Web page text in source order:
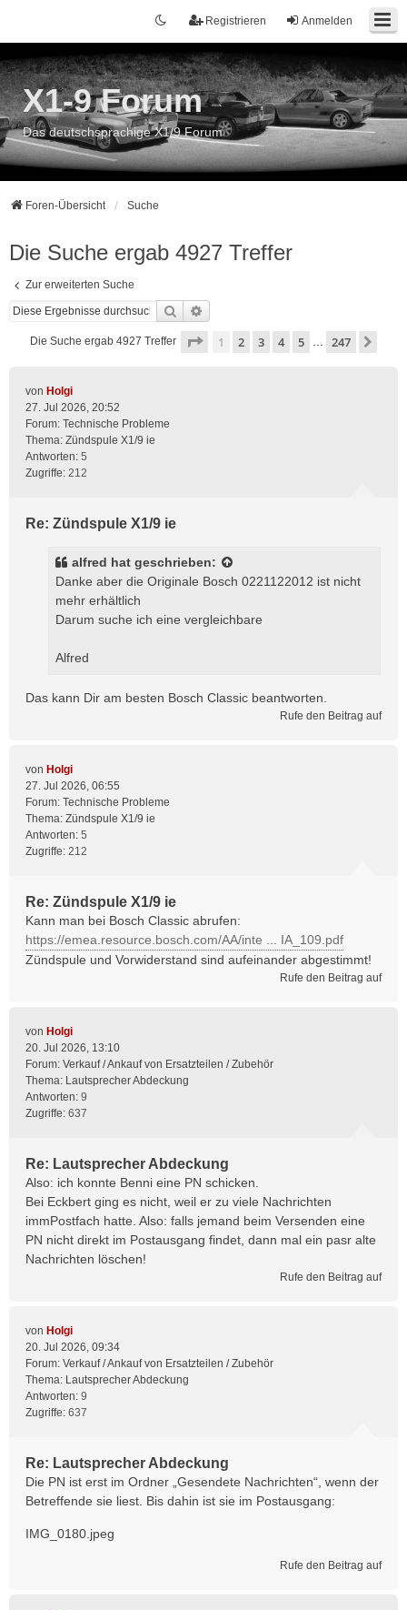
Anmelden
Registrieren
X1-9 Forum
Das deutschsprachige X1/9 Forum
Foren-Übersicht Suche
Die Suche ergab 4927 Treffer
Zur erweiterten Suche
Suche
Die Suche ergab 4927 Treffer Seite 1von 247
1 2 3 4 5 … 247
von Holgi
27. Jul 2026, 20:52
Forum: Technische Probleme
Thema: Zündspule X1/9 ie
Antworten: 5
Zugriffe: 212
Re: Zündspule X1/9 ie
alfred hat geschrieben:
Danke aber die Originale Bosch 0221122012 ist nicht
mehr erhältlich
Darum suche ich eine vergleichbare
Alfred
Das kann Dir am besten Bosch Classic beantworten.
Rufe den Beitrag auf
von Holgi
27. Jul 2026, 06:55
Forum: Technische Probleme
Thema: Zündspule X1/9 ie
Antworten: 5
Zugriffe: 212
Re: Zündspule X1/9 ie
Kann man bei Bosch Classic abrufen:
https://emea.resource.bosch.com/AA/inte ... IA_109.pdf
Zündspule und Vorwiderstand sind aufeinander abgestimmt!
Rufe den Beitrag auf
von Holgi
20. Jul 2026, 13:10
Forum: Verkauf / Ankauf von Ersatzteilen / Zubehör
Thema: Lautsprecher Abdeckung
Antworten: 9
Zugriffe: 637
Re: Lautsprecher Abdeckung
Also: ich konnte Benni eine PN schicken.
Bei Eckbert ging es nicht, weil er zu viele Nachrichten
immPostfach hatte. Also: falls jemand beim Versenden eine
PN nicht direkt im Postausgang findet, dann mal ein pasr alte
Nachrichten löschen!
Rufe den Beitrag auf
von Holgi
20. Jul 2026, 09:34
Forum: Verkauf / Ankauf von Ersatzteilen / Zubehör
Thema: Lautsprecher Abdeckung
Antworten: 9
Zugriffe: 637
Re: Lautsprecher Abdeckung
Die PN ist erst im Ordner „Gesendete Nachrichten“, wenn der
Betreffende sie liest. Bis dahin ist sie im Postausgang:
IMG_0180.jpeg
Rufe den Beitrag auf